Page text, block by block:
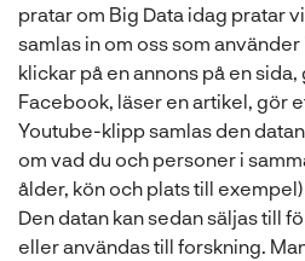
pratar om Big Data idag pratar
samlas in om oss som
klickar på en annons på en sida,
Facebook, läser en artikel, gör
Youtube-klipp samlas den
om vad du och personer i
ålder, kön och plats till
Den datan kan sedan säljas till
eller användas till forskning.